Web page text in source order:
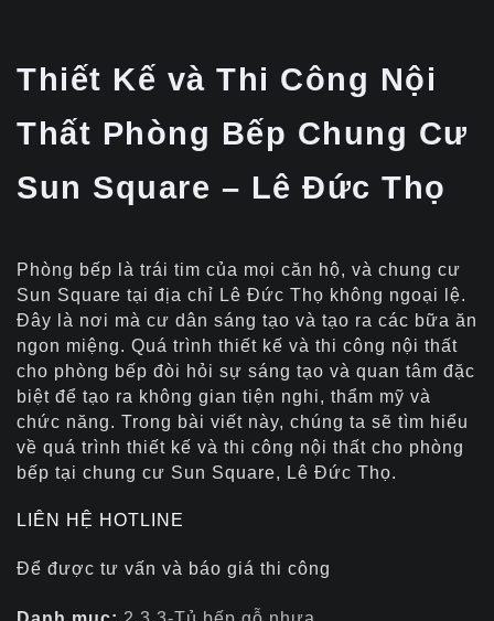
Thiết Kế và Thi Công Nội
Thất Phòng Bếp Chung Cư
Sun Square – Lê Đức Thọ
Phòng bếp là trái tim của mọi căn hộ, và chung cư
Sun Square tại địa chỉ Lê Đức Thọ không ngoại lệ.
Đây là nơi mà cư dân sáng tạo và tạo ra các bữa ăn
ngon miệng. Quá trình thiết kế và thi công nội thất
cho phòng bếp đòi hỏi sự sáng tạo và quan tâm đặc
biệt để tạo ra không gian tiện nghi, thẩm mỹ và
chức năng. Trong bài viết này, chúng ta sẽ tìm hiểu
về quá trình thiết kế và thi công nội thất cho phòng
bếp tại chung cư Sun Square, Lê Đức Thọ.
LIÊN HỆ HOTLINE
Để được tư vấn và báo giá thi công